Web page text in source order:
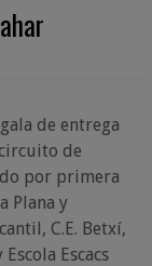
de entrega
de
por primera
Plana y
C.E. Betxí,
Escacs